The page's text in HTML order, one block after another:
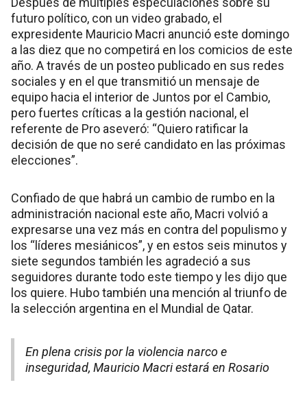
futuro político, con un video grabado, el
expresidente Mauricio Macri anunció este domingo
a las diez que no competirá en los comicios de este
año. A través de un posteo publicado en sus redes
sociales y en el que transmitió un mensaje de
equipo hacia el interior de Juntos por el Cambio,
pero fuertes críticas a la gestión nacional, el
referente de Pro aseveró: “Quiero ratificar la
decisión de que no seré candidato en las próximas
elecciones”.
Confiado de que habrá un cambio de rumbo en la
administración nacional este año, Macri volvió a
expresarse una vez más en contra del populismo y
los “líderes mesiánicos”, y en estos seis minutos y
siete segundos también les agradeció a sus
seguidores durante todo este tiempo y les dijo que
los quiere. Hubo también una mención al triunfo de
la selección argentina en el Mundial de Qatar.
En plena crisis por la violencia narco e
inseguridad, Mauricio Macri estará en Rosario